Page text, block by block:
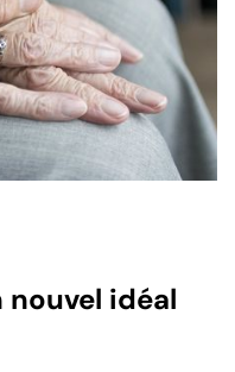
idéal